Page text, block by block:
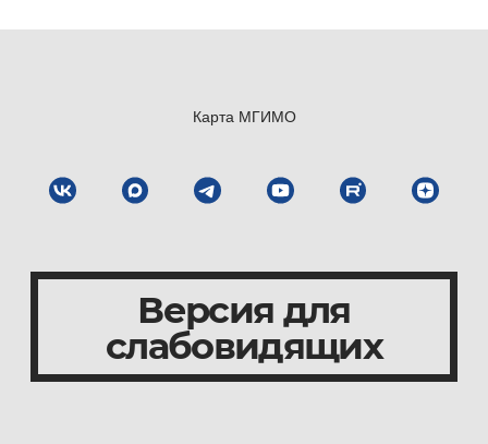
Карта МГИМО
Версия для
слабовидящих